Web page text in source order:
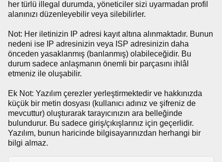
her türlü illegal durumda, yöneticiler sizi uyarmadan profil
alanınızı düzenleyebilir veya silebilirler.
Not: Her iletinizin IP adresi kayıt altına alınmaktadır. Bunun
nedeni ise IP adresinizin veya ISP adresinizin daha
önceden yasaklanmış (banlanmış) olabileceğidir. Bu
durum sadece anlaşmanın önemli bir parçasını ihlâl
etmeniz ile oluşabilir.
Ek Not: Yazılım çerezler yerleştirmektedir ve hakkınızda
küçük bir metin dosyası (kullanıcı adınız ve şifreniz de
mevcuttur) oluşturarak tarayıcınızın ara belleğinde
bulundurur. Bu sadece giriş/çıkışlarınız için geçerlidir.
Yazılım, bunun haricinde bilgisayarınızdan herhangi bir
bilgi almaz.